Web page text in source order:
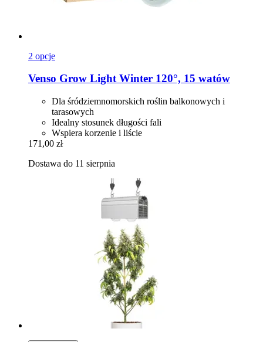
2 opcje
Venso Grow Light Winter 120°, 15 watów
Dla śródziemnomorskich roślin balkonowych i
tarasowych
Idealny stosunek długości fali
Wspiera korzenie i liście
171,00 zł
Dostawa do 11 sierpnia